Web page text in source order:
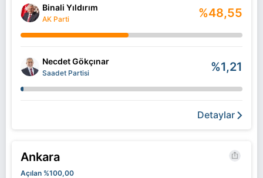
Binali Yıldırım
AK Parti %48,55
Necdet Gökçınar
Saadet Partisi %1,21
Detaylar
Ankara
Açılan %100,00